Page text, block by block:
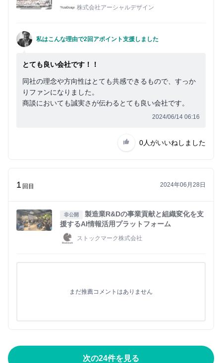
株式会社アーシャルデザイン
私はこんな理由で2回アポイント支援しました
とても良い会社です！！
同社の理念や方向性はとても共感できるもので、すっか
りファンになりました。
商談においても誠実さが伝わるとても良い会社です。
2024/06/14 06:16
0人がいいねしました
1 回目 2024年06月28日
非公開
製造業R&Dの事業貢献と組織変化を支
援するAI情報活用プラットフォーム
ストックマーク株式会社
まだ推薦コメントはありません
次の24件を見る